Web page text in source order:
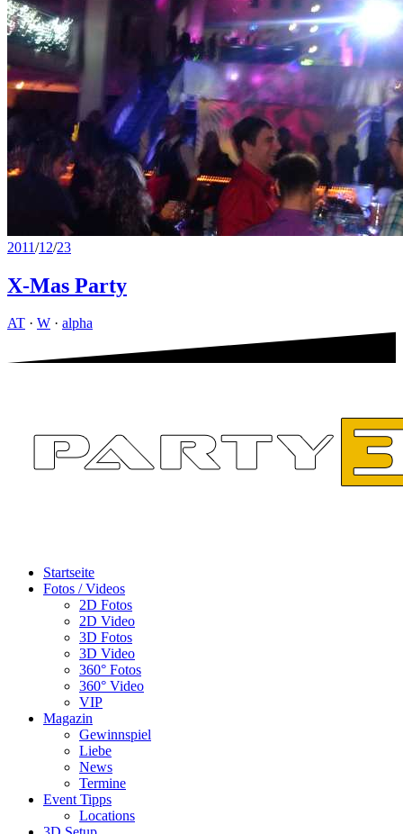
2011/12/23
X-Mas Party
AT · W · alpha
Startseite
Fotos / Videos
2D Fotos
2D Video
3D Fotos
3D Video
360° Fotos
360° Video
VIP
Magazin
Gewinnspiel
Liebe
News
Termine
Event Tipps
Locations